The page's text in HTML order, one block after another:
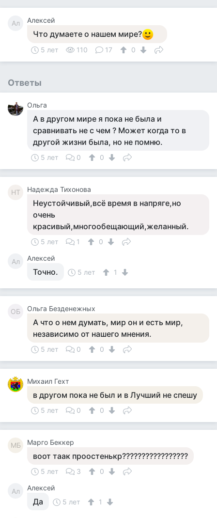
Ал Алексей
Что думаете о нашем мире?
5 лет 110 17 0
Ответы
Ольга
А в другом мире я пока не была и
сравнивать не с чем ? Может когда то в
другой жизни была, но не помню.
5 лет 0 0
НТ Надежда Тихонова
Неустойчивый,всё время в напряге,но
очень
красивый,многообещающий,желанный.
5 лет 1 0
Ал Алексей
Точно. 5 лет 1
ОБ Ольга Безденежных
А что о нем думать, мир он и есть мир,
независимо от нашего мнения.
5 лет 0 0
Михаил Гехт
в другом пока не был и в Лучший не спешу
5 лет 0 0
MБ Mарго Беккер
воот таак проостенькр?????????????????
5 лет 3 0
Ал Алексей
Да 5 лет 1